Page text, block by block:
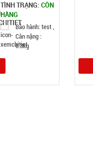
TÌNH TRẠNG: CÒN
HÀNG
Bảo hành: test ,
Cân nặng :
0.3kg